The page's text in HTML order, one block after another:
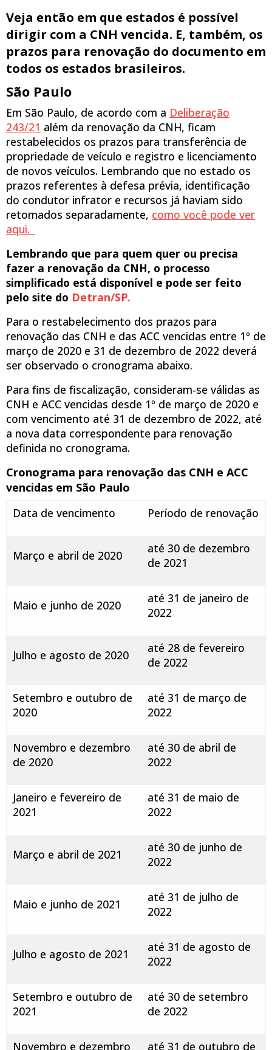
Veja então em que estados é possível
dirigir com a CNH vencida. E, também, os
prazos para renovação do documento em
todos os estados brasileiros.
São Paulo
Em São Paulo, de acordo com a Deliberação
243/21 além da renovação da CNH, ficam
restabelecidos os prazos para transferência de
propriedade de veículo e registro e licenciamento
de novos veículos. Lembrando que no estado os
prazos referentes à defesa prévia, identificação
do condutor infrator e recursos já haviam sido
retomados separadamente, como você pode ver
aqui.
Lembrando que para quem quer ou precisa
fazer a renovação da CNH, o processo
simplificado está disponível e pode ser feito
pelo site do Detran/SP.
Para o restabelecimento dos prazos para
renovação das CNH e das ACC vencidas entre 1º de
março de 2020 e 31 de dezembro de 2022 deverá
ser observado o cronograma abaixo.
Para fins de fiscalização, consideram-se válidas as
CNH e ACC vencidas desde 1º de março de 2020 e
com vencimento até 31 de dezembro de 2022, até
a nova data correspondente para renovação
definida no cronograma.
Cronograma para renovação das CNH e ACC
vencidas em São Paulo
Data de vencimento
Período de renovação
Março e abril de 2020
até 30 de dezembro
de 2021
Maio e junho de 2020
até 31 de janeiro de
2022
Julho e agosto de 2020
até 28 de fevereiro
de 2022
Setembro e outubro de
2020
até 31 de março de
2022
Novembro e dezembro
de 2020
até 30 de abril de
2022
Janeiro e fevereiro de
2021
até 31 de maio de
2022
Março e abril de 2021
até 30 de junho de
2022
Maio e junho de 2021
até 31 de julho de
2022
Julho e agosto de 2021
até 31 de agosto de
2022
Setembro e outubro de
2021
até 30 de setembro
de 2022
Novembro e dezembro até 31 de outubro de